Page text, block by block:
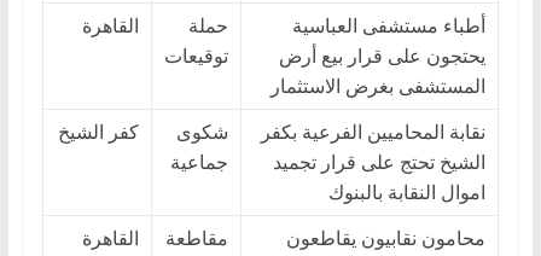
أطباء مستشفى العباسية
يحتجون على قرار بيع أرض
المستشفى بغرض الاستثمار
حملة
توقيعات
القاهرة
نقابة المحاميين الفرعية بكفر
الشيخ تحتج على قرار تجميد
اموال النقابة بالبنوك
شكوى
جماعية
كفر الشيخ
محامون نقابيون يقاطعون
مقاطعة
القاهرة